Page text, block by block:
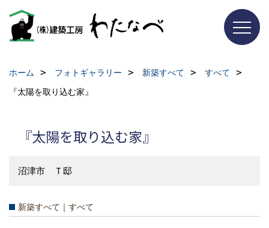
ホーム フォトギャラリー 新築すべて
すべて
『太陽を取り込む家』
『太陽を取り込む家』
沼津市 Ｔ邸
新築すべて｜すべて